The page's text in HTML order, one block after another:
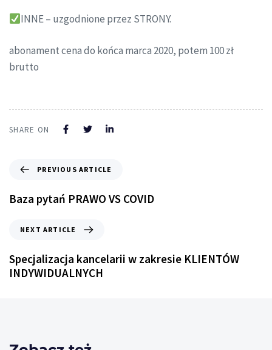
INNE – uzgodnione przez STRONY.
abonament cena do końca marca 2020, potem 100 zł
brutto
SHARE ON
PREVIOUS ARTICLE
Baza pytań PRAWO VS COVID
NEXT ARTICLE
Specjalizacja kancelarii w zakresie KLIENTÓW
INDYWIDUALNYCH